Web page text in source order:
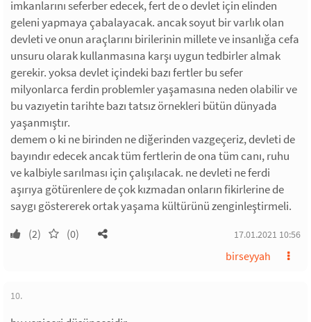
imkanlarını seferber edecek, fert de o devlet için elinden
geleni yapmaya çabalayacak. ancak soyut bir varlık olan
devleti ve onun araçlarını birilerinin millete ve insanlığa cefa
unsuru olarak kullanmasına karşı uygun tedbirler almak
gerekir. yoksa devlet içindeki bazı fertler bu sefer
milyonlarca ferdin problemler yaşamasına neden olabilir ve
bu vazıyetin tarihte bazı tatsız örnekleri bütün dünyada
yaşanmıştır.
demem o ki ne birinden ne diğerinden vazgeçeriz, devleti de
bayındır edecek ancak tüm fertlerin de ona tüm canı, ruhu
ve kalbiyle sarılması için çalışılacak. ne devleti ne ferdi
aşırıya götürenlere de çok kızmadan onların fikirlerine de
saygı göstererek ortak yaşama kültürünü zenginleştirmeli.
(2) (0) 17.01.2021 10:56
birseyyah
10.